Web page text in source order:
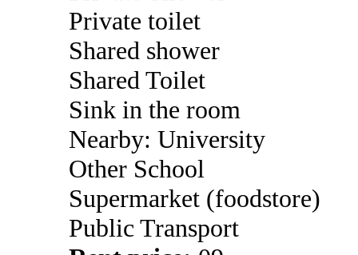
Private toilet
Shared shower
Shared Toilet
Sink in the room
Nearby: University
Other School
Supermarket (foodstore)
Public Transport